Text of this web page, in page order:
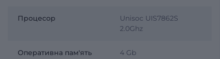
Процесор
Unisoc UIS7862S
2.0Ghz
Оперативна пам'ять 4 Gb